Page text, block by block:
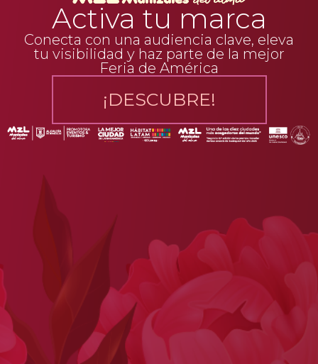
Activa tu marca
Conecta con una audiencia clave, eleva
tu visibilidad y haz parte de la mejor
Feria de América
¡DESCUBRE!